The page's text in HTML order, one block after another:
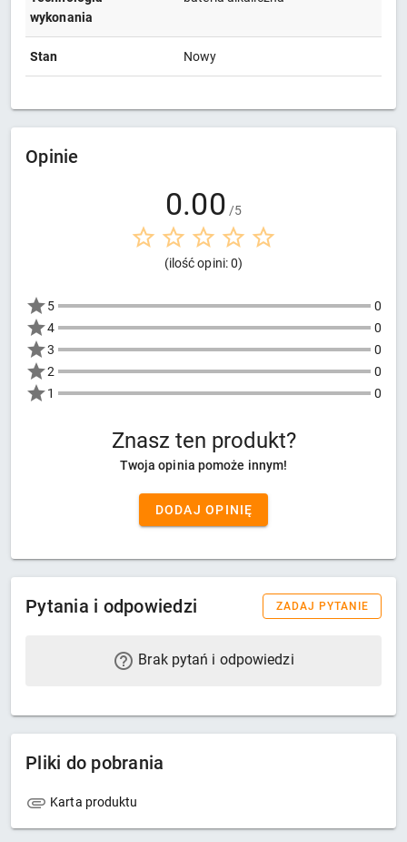
wykonania
Stan Nowy
Opinie
0.00 /5
(ilość opini: 0)
5
0
4
0
3
0
2
0
1
0
Znasz ten produkt?
Twoja opinia pomoże innym!
DODAJ OPINIĘ
Pytania i odpowiedzi ZADAJ PYTANIE
Brak pytań i odpowiedzi
Pliki do pobrania
Karta produktu